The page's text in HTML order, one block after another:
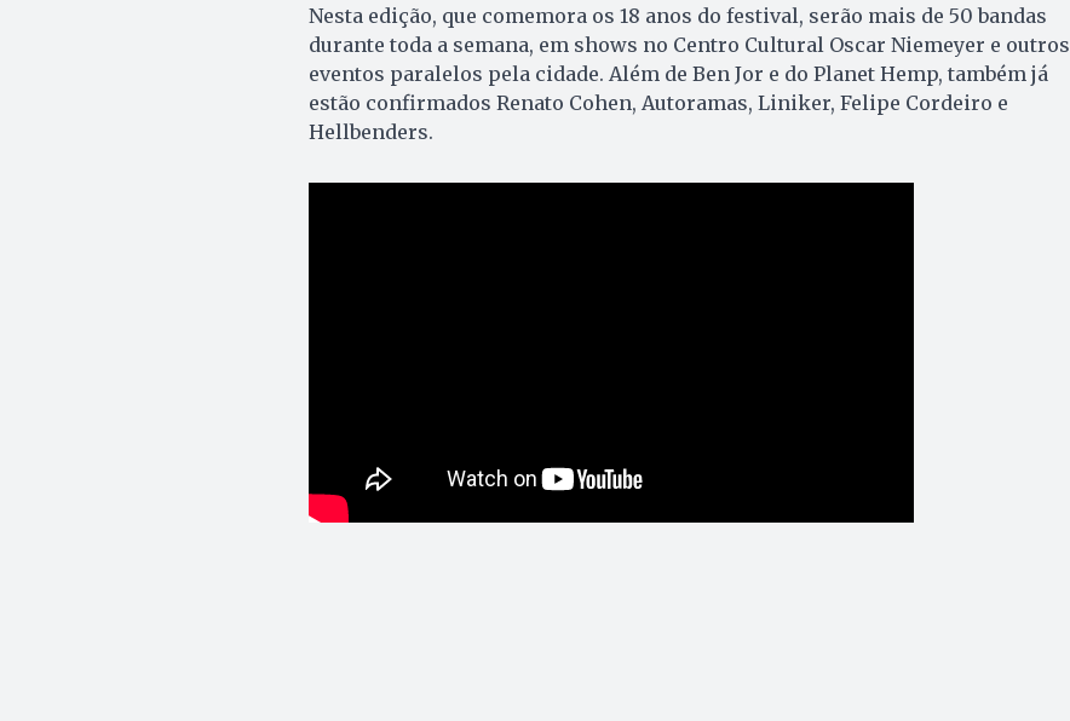
Nesta edição, que comemora os 18 anos do festival, serão mais de 50 bandas
durante toda a semana, em shows no Centro Cultural Oscar Niemeyer e outros
eventos paralelos pela cidade. Além de Ben Jor e do Planet Hemp, também já
estão confirmados Renato Cohen, Autoramas, Liniker, Felipe Cordeiro e
Hellbenders.